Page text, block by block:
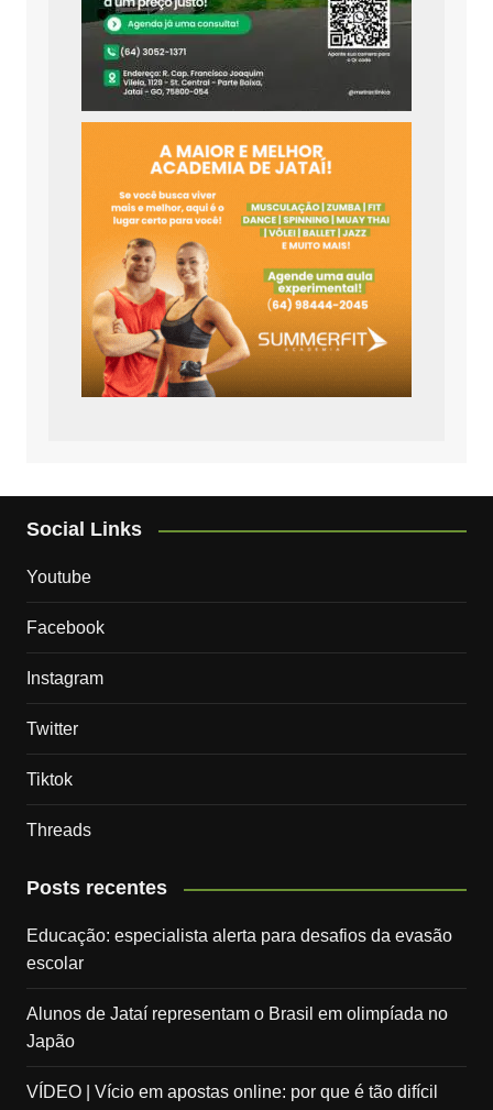
Social Links
Youtube
Facebook
Instagram
Twitter
Tiktok
Threads
Posts recentes
Educação: especialista alerta para desafios da evasão
escolar
Alunos de Jataí representam o Brasil em olimpíada no
Japão
VÍDEO | Vício em apostas online: por que é tão difícil